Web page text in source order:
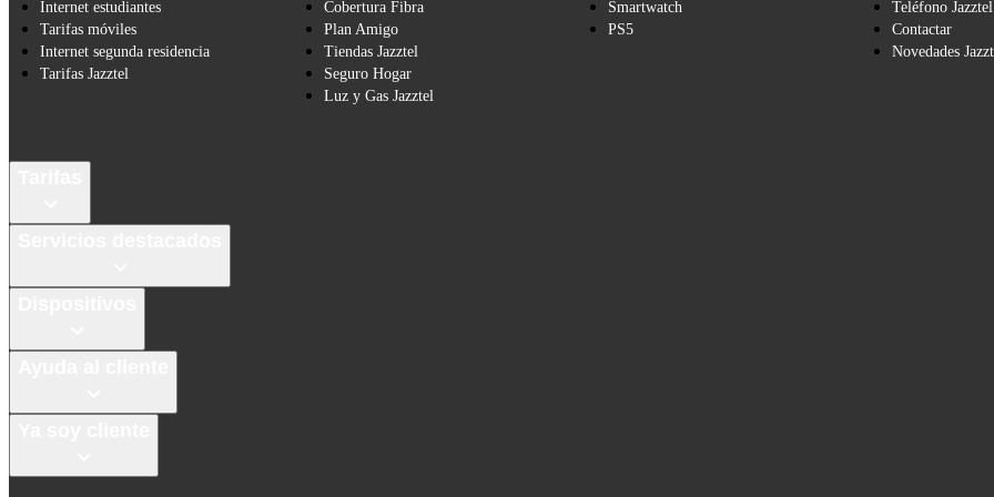
Internet estudiantes
Tarifas móviles
Internet segunda residencia
Tarifas Jazztel
Cobertura Fibra
Plan Amigo
Tiendas Jazztel
Seguro Hogar
Luz y Gas Jazztel
Smartwatch
PS5
Teléfono Jazztel
Contactar
Novedades